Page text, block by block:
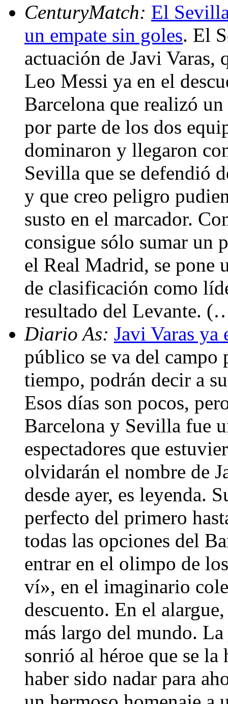
CenturyMatch: El
un empate sin goles. El
actuación de Javi Varas,
Leo Messi ya en el
Barcelona que realizó
por parte de los dos
dominaron y llegaron
Sevilla que se defendió
y que creo peligro
susto en el marcador.
consigue sólo sumar un
el Real Madrid, se pone
de clasificación como
resultado del Levante.
Diario As: Javi Varas ya
público se va del campo
tiempo, podrán decir a
Esos días son pocos,
Barcelona y Sevilla fue
espectadores que
olvidarán el nombre de
desde ayer, es leyenda.
perfecto del primero
todas las opciones del
entrar en el olimpo de
ví», en el imaginario
descuento. En el
más largo del mundo.
sonrió al héroe que se
haber sido nadar para